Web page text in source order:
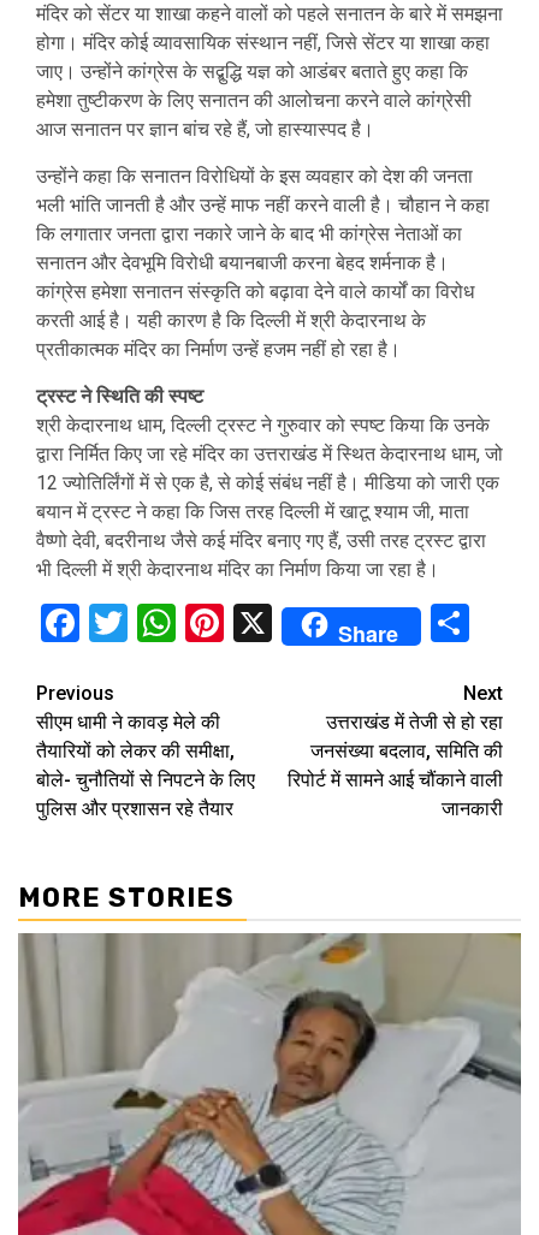
मंदिर को सेंटर या शाखा कहने वालों को पहले सनातन के बारे में समझना
होगा। मंदिर कोई व्यावसायिक संस्थान नहीं, जिसे सेंटर या शाखा कहा
जाए। उन्होंने कांग्रेस के सद्बुद्धि यज्ञ को आडंबर बताते हुए कहा कि
हमेशा तुष्टीकरण के लिए सनातन की आलोचना करने वाले कांग्रेसी
आज सनातन पर ज्ञान बांच रहे हैं, जो हास्यास्पद है।
उन्होंने कहा कि सनातन विरोधियों के इस व्यवहार को देश की जनता
भली भांति जानती है और उन्हें माफ नहीं करने वाली है। चौहान ने कहा
कि लगातार जनता द्वारा नकारे जाने के बाद भी कांग्रेस नेताओं का
सनातन और देवभूमि विरोधी बयानबाजी करना बेहद शर्मनाक है।
कांग्रेस हमेशा सनातन संस्कृति को बढ़ावा देने वाले कार्यों का विरोध
करती आई है। यही कारण है कि दिल्ली में श्री केदारनाथ के
प्रतीकात्मक मंदिर का निर्माण उन्हें हजम नहीं हो रहा है।
ट्रस्ट ने स्थिति की स्पष्ट
श्री केदारनाथ धाम, दिल्ली ट्रस्ट ने गुरुवार को स्पष्ट किया कि उनके
द्वारा निर्मित किए जा रहे मंदिर का उत्तराखंड में स्थित केदारनाथ धाम, जो
12 ज्योतिर्लिंगों में से एक है, से कोई संबंध नहीं है। मीडिया को जारी एक
बयान में ट्रस्ट ने कहा कि जिस तरह दिल्ली में खाटू श्याम जी, माता
वैष्णो देवी, बदरीनाथ जैसे कई मंदिर बनाए गए हैं, उसी तरह ट्रस्ट द्वारा
भी दिल्ली में श्री केदारनाथ मंदिर का निर्माण किया जा रहा है।
Facebook
Twitter
WhatsApp
Pinterest
X Share
Continue
Reading
Previous
सीएम धामी ने कावड़ मेले की
तैयारियों को लेकर की समीक्षा,
बोले- चुनौतियों से निपटने के लिए
पुलिस और प्रशासन रहे तैयार
Next
उत्तराखंड में तेजी से हो रहा
जनसंख्‍या बदलाव, समिति की
रिपोर्ट में सामने आई चौंकाने वाली
जानकारी
MORE STORIES